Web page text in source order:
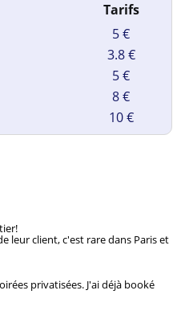
Tarifs
5 €
3.8 €
5 €
8 €
10 €
leur client, c'est rare dans Paris et
privatisées. J'ai déjà booké